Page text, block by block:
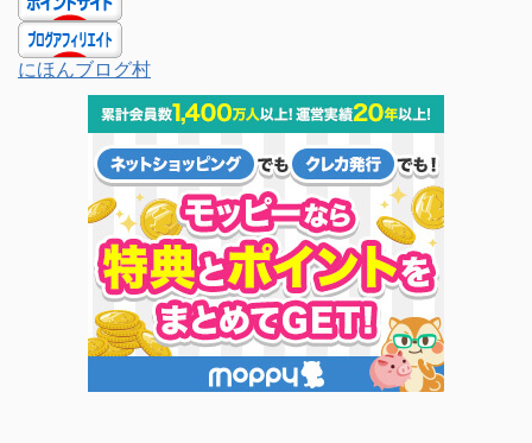
にほんブログ村